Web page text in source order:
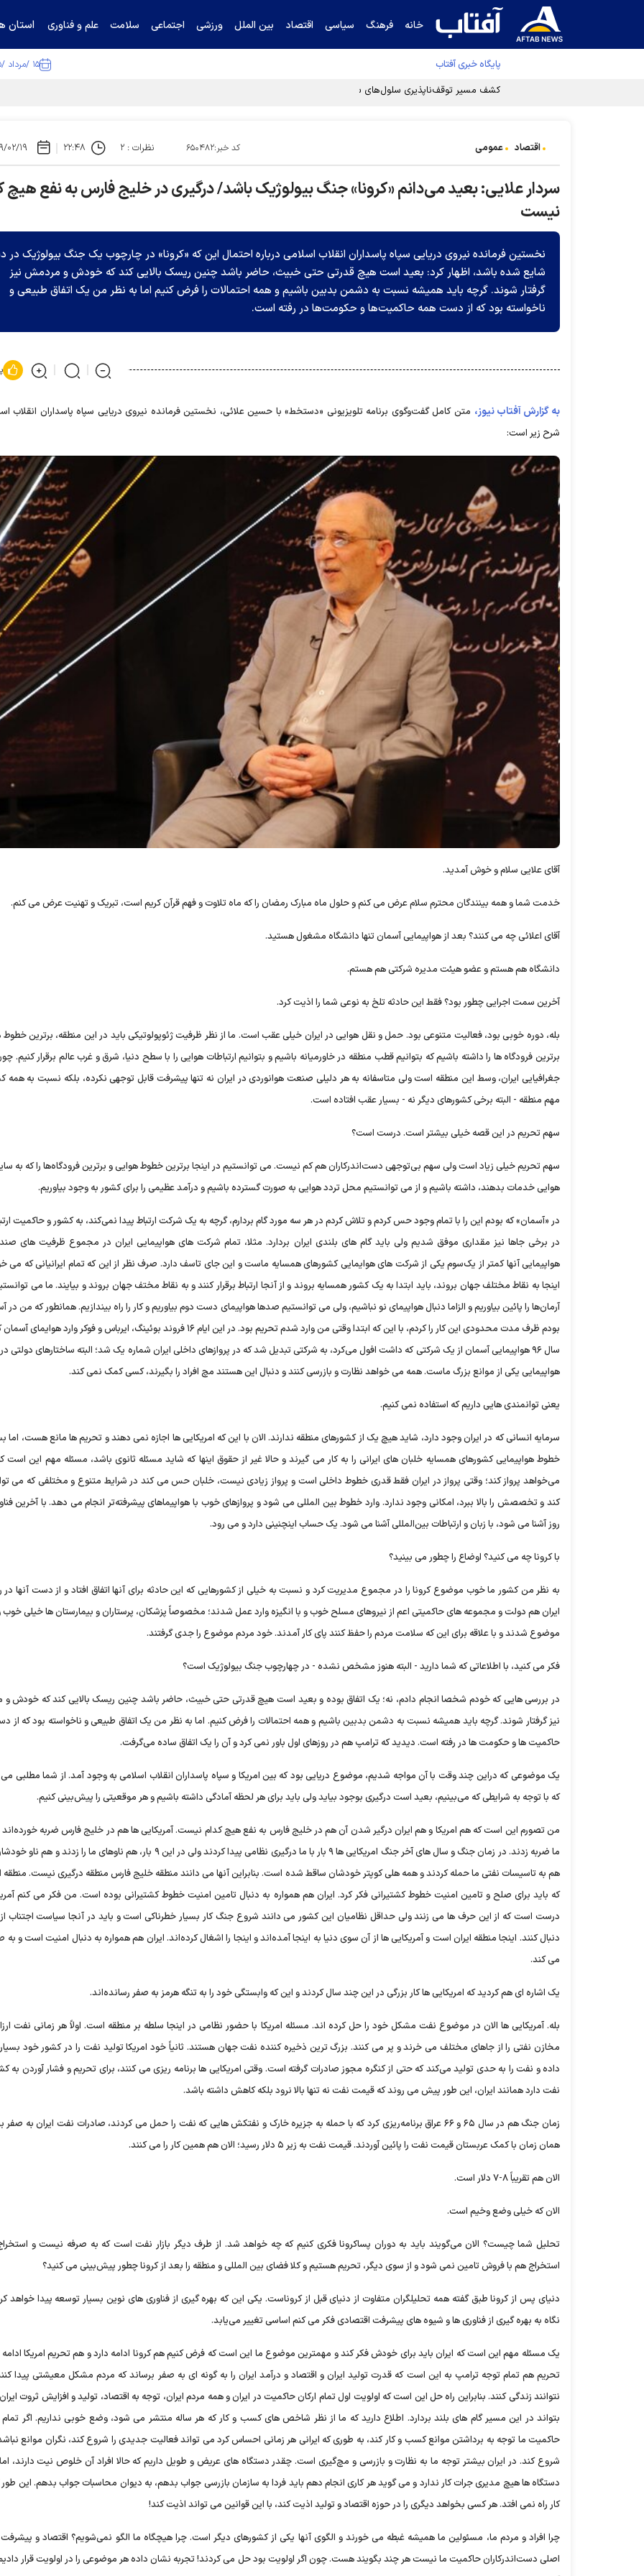
خانه فرهنگ سیاسی اقتصاد بین الملل ورزشی اجتماعی سلامت علم و فناوری استان
پایگاه خبری آفتاب ۱۵ /مرداد /۱۴۰۵
کشف مسیر توقف‌ناپذیری سلول‌های سرطانی
اقتصاد عمومی کد خبر:۶۵۰۴۸۲ نظرات : ۲ ۲۲:۴۸ ۱۳۹۹/
سردار علایی: بعید می‌دانم «کرونا» جنگ بیولوژیک باشد/ درگیری در خلیج فارس به نفع
نیست
نخستین فرمانده نیروی دریایی سپاه پاسداران انقلاب اسلامی درباره احتمال این که «کرونا» در چارچوب یک جنگ بیولوژیک در
شایع شده باشد، اظهار کرد: بعید است هیچ قدرتی حتی خبیث، حاضر باشد چنین ریسک بالایی کند که خودش و مردمش نیز
گرفتار شوند. گرچه باید همیشه نسبت به دشمن بدبین باشیم و همه احتمالات را فرض کنیم اما به نظر من یک اتفاق طبیعی و
ناخواسته بود که از دست همه حاکمیت‌ها و حکومت‌ها در رفته است.
به گزارش آفتاب نیوز، متن کامل گفت‌وگوی برنامه تلویزیونی «دستخط» با حسین علائی، نخستین فرمانده نیروی دریایی سپاه پاسداران انقلاب
شرح زیر است:
آقای علایی سلام و خوش آمدید.
خدمت شما و همه بینندگان محترم سلام عرض می کنم و حلول ماه مبارک رمضان را که ماه تلاوت و فهم قرآن کریم است، تبریک و تهنیت عرض می کنم.
آقای اعلائی چه می کنند؟ بعد از هواپیمایی آسمان تنها دانشگاه مشغول هستید.
دانشگاه هم هستم و عضو هیئت مدیره شرکتی هم هستم.
آخرین سمت اجرایی چطور بود؟ فقط این حادثه تلخ به نوعی شما را اذیت کرد.
بله، دوره خوبی بود، فعالیت متنوعی بود. حمل و نقل هوایی در ایران خیلی عقب است. ما از نظر ظرفیت ژئوپولوتیکی باید در این منطقه، برترین خطوط
برترین فرودگاه ها را داشته باشیم که بتوانیم قطب منطقه در خاورمیانه باشیم و بتوانیم ارتباطات هوایی را با سطح دنیا، شرق و غرب عالم برقرار کنیم.
جغرافیایی ایران، وسط این منطقه است ولی متاسفانه به هر دلیلی صنعت هوانوردی در ایران نه تنها پیشرفت قابل توجهی نکرده، بلکه نسبت به همه
مهم منطقه - البته برخی کشورهای دیگر نه - بسیار عقب افتاده است.
سهم تحریم در این قصه خیلی بیشتر است. درست است؟
سهم تحریم خیلی زیاد است ولی سهم بی‌توجهی دست‌اندرکاران هم کم نیست. می توانستیم در اینجا برترین خطوط هوایی و برترین فرودگاه‌ها را که به
هوایی خدمات بدهند، داشته باشیم و از می توانستیم محل تردد هوایی به صورت گسترده باشیم و درآمد عظیمی را برای کشور به وجود بیاوریم.
در «آسمان» که بودم این را با تمام وجود حس کردم و تلاش کردم در هر سه مورد گام بردارم، گرچه به یک شرکت ارتباط پیدا نمی‌کند، به کشور و حاکمیت
در برخی جاها نیز مقداری موفق شدیم ولی باید گام های بلندی ایران بردارد. مثلا، تمام شرکت های هواپیمایی ایران در مجموع ظرفیت های
هواپیمایی آنها کمتر از یک‌سوم یکی از شرکت های هوایمایی کشورهای همسایه ماست و این جای تاسف دارد. صرف نظر از این که تمام ایرانیانی که می
اینجا به نقاط مختلف جهان بروند، باید ابتدا به یک کشور همسایه بروند و از آنجا ارتباط برقرار کنند و به نقاط مختف جهان بروند و بیایند. ما می
آرمان‌ها را پائین بیاوریم و الزاما دنبال هواپیمای نو نباشیم، ولی می توانستیم صدها هواپیمای دست دوم بیاوریم و کار را راه بیندازیم. همانطور که من در
بودم ظرف مدت محدودی این کار را کردم، با این که ابتدا وقتی من وارد شدم تحریم بود. در این ایام ۱۶ فروند بوئینگ، ایرباس و فوکر وارد
سال ۹۶ هواپیمایی آسمان از یک شرکتی که داشت افول می‌کرد، به شرکتی تبدیل شد که در پروازهای داخلی ایران شماره یک شد؛ البته ساختارهای
هواپیمایی یکی از موانع بزرگ ماست. همه می خواهد نظارت و بازرسی کنند و دنبال این هستند مچ افراد را بگیرند، کسی کمک نمی کند.
یعنی توانمندی هایی داریم که استفاده نمی کنیم.
سرمایه انسانی که در ایران وجود دارد، شاید هیچ یک از کشورهای منطقه ندارند. الان با این که امریکایی ها اجازه نمی دهند و تحریم ها مانع هست، اما
خطوط هواپیمایی کشورهای همسایه خلبان های ایرانی را به کار می گیرند و حالا غیر از حقوق اینها که شاید مسئله ثانوی باشد، مسئله مهم این است
می‌خواهد پرواز کند؛ وقتی پرواز در ایران فقط قدری خطوط داخلی است و پرواز زیادی نیست، خلبان حس می کند در شرایط متنوع و مختلفی که می
کند و تخصصش را بالا ببرد، امکانی وجود ندارد. وارد خطوط بین المللی می شود و پروازهای خوب با هواپیماهای پیشرفته‌تر انجام می دهد. با آخرین
روز آشنا می شود، با زبان و ارتباطات بین‌المللی آشنا می شود. یک حساب اینچنینی دارد و می رود.
با کرونا چه می کنید؟ اوضاع را چطور می بینید؟
به نظر من کشور ما خوب موضوع کرونا را در مجموع مدیریت کرد و نسبت به خیلی از کشورهایی که این حادثه برای آنها اتفاق افتاد و از دست آنها در
ایران هم دولت و مجموعه های حاکمیتی اعم از نیروهای مسلح خوب و با انگیزه وارد عمل شدند؛ مخصوصاً پزشکان، پرستاران و بیمارستان ها خیلی خوب
موضوع شدند و با علاقه برای این که سلامت مردم را حفظ کنند پای کار آمدند. خود مردم موضوع را جدی گرفتند.
فکر می کنید، با اطلاعاتی که شما دارید - البته هنوز مشخص نشده - در چهارچوب جنگ بیولوژیک است؟
در بررسی هایی که خودم شخصا انجام دادم، نه؛ یک اتفاق بوده و بعید است هیچ قدرتی حتی خبیث، حاضر باشد چنین ریسک بالایی کند که خودش
نیز گرفتار شوند. گرچه باید همیشه نسبت به دشمن بدبین باشیم و همه احتمالات را فرض کنیم. اما به نظر من یک اتفاق طبیعی و ناخواسته بود که از
حاکمیت ها و حکومت ها در رفته است. دیدید که ترامپ هم در روزهای اول باور نمی کرد و آن را یک اتفاق ساده می‌گرفت.
یک موضوعی که دراین چند وقت با آن مواجه شدیم، موضوع دریایی بود که بین امریکا و سپاه پاسداران انقلاب اسلامی به وجود آمد. از شما مطلبی
که با توجه به شرایطی که می‌بینیم، بعید است درگیری بوجود بیاید ولی باید برای هر لحظه آمادگی داشته باشیم و هر موقعیتی را پیش‌بینی کنیم.
من تصورم این است که هم امریکا و هم ایران درگیر شدن آن هم در خلیج فارس به نفع هیچ کدام نیست. آمریکایی ها هم در خلیج فارس ضربه
ما ضربه زدند. در زمان جنگ و سال های آخر جنگ امریکایی ها ۹ بار با ما درگیری نظامی پیدا کردند ولی در این ۹ بار، هم ناوهای ما
هم به تاسیسات نفتی ما حمله کردند و همه هلی کوپتر خودشان ساقط شده است. بنابراین آنها می دانند منطقه خلیج فارس منطقه درگیری نیست.
که باید برای صلح و تامین امنیت خطوط کشتیرانی فکر کرد. ایران هم همواره به دنبال تامین امنیت خطوط کشتیرانی بوده است. من فکر می کنم
درست است که از این حرف ها می زنند ولی حداقل نظامیان این کشور می دانند شروع جنگ کار بسیار خطرناکی است و باید در آنجا سیاست اجتناب
دنبال کنند. اینجا منطقه ایران است و آمریکایی ها از آن سوی دنیا به اینجا آمده‌اند و اینجا را اشغال کرده‌اند. ایران هم همواره به دنبال امنیت است و
می کند.
یک اشاره ای هم کردید که امریکایی ها کار بزرگی در این چند سال کردند و این که وابستگی خود را به تنگه هرمز به صفر رسانده‌اند.
بله. آمریکایی ها الان در موضوع نفت مشکل خود را حل کرده اند. مسئله امریکا با حضور نظامی در اینجا سلطه بر منطقه است. اولاً هر زمانی نفت
مخازن نفتی را از جاهای مختلف می خرند و پر می کنند. بزرگ ترین ذخیره کننده نفت جهان هستند. ثانیاً خود امریکا تولید نفت را در کشور خود
داده و نفت را به حدی تولید می‌کند که حتی از کنگره مجوز صادرات گرفته است. وقتی امریکایی ها برنامه ریزی می کنند، برای تحریم و فشار آوردن به
نفت دارد همانند ایران، این طور پیش می روند که قیمت نفت نه تنها بالا نرود بلکه کاهش داشته باشد.
زمان جنگ هم در سال ۶۵ و ۶۶ عراق برنامه‌ریزی کرد که با حمله به جزیره خارک و نفتکش هایی که نفت را حمل می کردند، صادرات نفت ایران به
همان زمان با کمک عربستان قیمت نفت را پائین آوردند. قیمت نفت به زیر ۵ دلار رسید؛ الان هم همین کار را می کنند.
الان هم تقریباً ۸-۷ دلار است.
الان که خیلی وضع وخیم است.
تحلیل شما چیست؟ الان می‌گویند باید به دوران پساکرونا فکری کنیم که چه خواهد شد. از طرف دیگر بازار نفت است که به صرفه نیست و
استخراج هم با فروش تامین نمی شود و از سوی دیگر، تحریم هستیم و کلا فضای بین المللی و منطقه را بعد از کرونا چطور پیش‌بینی می کنید؟
دنیای پس از کرونا طبق گفته همه تحلیلگران متفاوت از دنیای قبل از کروناست. یکی این که بهره گیری از فناوری های نوین بسیار توسعه پیدا خواهد
نگاه به بهره گیری از فناوری ها و شیوه های پیشرفت اقتصادی فکر می کنم اساسی تغییر می‌یابد.
یک مسئله مهم این است که ایران باید برای خودش فکر کند و مهمترین موضوع ما این است که فرض کنیم هم کرونا ادامه دارد و هم تحریم امریکا ادامه
تحریم هم تمام توجه ترامپ به این است که قدرت تولید ایران و اقتصاد و درآمد ایران را به گونه ای به صفر برساند که مردم مشکل معیشتی پیدا
نتوانند زندگی کنند. بنابراین راه حل این است که اولویت اول تمام ارکان حاکمیت در ایران و همه مردم ایران، توجه به اقتصاد، تولید و افزایش ثروت
بتواند در این مسیر گام های بلند بردارد. اطلاع دارید که ما از نظر شاخص های کسب و کار که هر ساله منتشر می شود، وضع خوبی نداریم. اگر
حاکمیت ما توجه به برداشتن موانع کسب و کار کند، به طوری که ایرانی هر زمانی احساس کرد می تواند فعالیت جدیدی را شروع کند، نگران موانع
شروع کند. در ایران بیشتر توجه ما به نظارت و بازرسی و مچ‌گیری است. چقدر دستگاه های عریض و طویل داریم که حالا افراد آن خلوص نیت دارند، اما
دستگاه ها هیچ مدیری جرات کار ندارد و می گوید هر کاری انجام دهم باید فردا به سازمان بازرسی جواب بدهم، به دیوان محاسبات جواب بدهم. این
کار راه نمی افتد. هر کسی بخواهد دیگری را در حوزه اقتصاد و تولید اذیت کند، با این قوانین می تواند اذیت کند!
چرا افراد و مردم ما، مسئولین ما همیشه غبطه می خورند و الگوی آنها یکی از کشورهای دیگر است. چرا هیچگاه ما الگو نمی‌شویم؟ اقتصاد و
اصلی دست‌اندرکاران حاکمیت ما نیست هر چند بگویند هست. چون اگر اولویت بود حل می کردند! تجربه نشان داده هر موضوعی را در اولویت قرار